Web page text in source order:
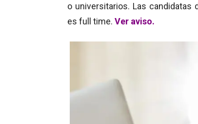
o universitarios. Las candidatas
es full time. Ver aviso.